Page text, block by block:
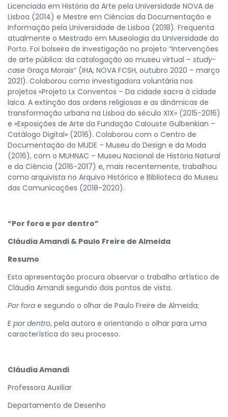
Licenciada em História da Arte pela Universidade NOVA de
Lisboa (2014) e Mestre em Ciências da Documentação e
Informação pela Universidade de Lisboa (2018). Frequenta
atualmente o Mestrado em Museologia da Universidade do
Porto. Foi bolseira de investigação no projeto “Intervenções
de arte pública: da catalogação ao museu virtual – study-
case Graça Morais” (IHA, NOVA FCSH, outubro 2020 – março
2021). Colaborou como investigadora voluntária nos
projetos «Projeto Lx Conventos – Da cidade sacra à cidade
laica. A extinção das ordens religiosas e as dinâmicas de
transformação urbana na Lisboa do século XIX» (2015-2016)
e «Exposições de Arte da Fundação Calouste Gulbenkian –
Catálogo Digital» (2016). Colaborou com o Centro de
Documentação do MUDE – Museu do Design e da Moda
(2016), com o MUHNAC – Museu Nacional de História Natural
e da Ciência (2016-2017) e, mais recentemente, trabalhou
como arquivista no Arquivo Histórico e Biblioteca do Museu
das Comunicações (2018-2020).
“Por fora e por dentro”
Cláudia Amandi & Paulo Freire de Almeida
Resumo
Esta apresentação procura observar o trabalho artístico de
Cláudia Amandi segundo dois pontos de vista.
Por fora e segundo o olhar de Paulo Freire de Almeida;
E por dentro, pela autora e orientando o olhar para uma
característica do seu processo.
Cláudia Amandi
Professora Auxiliar
Departamento de Desenho